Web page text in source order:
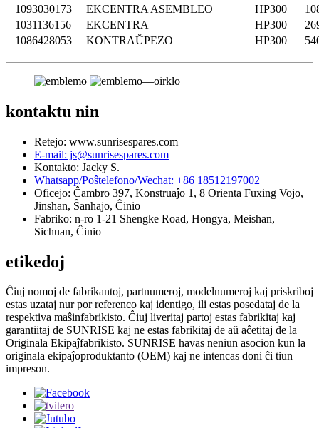
1093030173
EKCENTRA ASEMBLEO HP300
1031136156
EKCENTRA HP300
1086428053
KONTRAŬPEZO HP300
kontaktu nin
Retejo: www.sunrisespares.com
E-mail: js@sunrisespares.com
Kontakto: Jacky S.
Whatsapp/Poŝtelefono/Wechat: +86 18512197002
Oficejo: Ĉambro 397, Konstruaĵo 1, 8 Orienta Fuxing Vojo,
Jinshan, Ŝanhajo, Ĉinio
Fabriko: n-ro 1-21 Shengke Road, Hongya, Meishan,
Sichuan, Ĉinio
etikedoj
Ĉiuj nomoj de fabrikantoj, partnumeroj, modelnumeroj kaj priskriboj
estas uzataj nur por referenco kaj identigo, ili estas posedataj de la
respektiva maŝinfabrikisto. Ĉiuj liveritaj partoj estas fabrikitaj kaj
garantiitaj de SUNRISE kaj ne estas fabrikitaj de aŭ aĉetitaj de la
Originala Ekipaĵfabrikisto. SUNRISE havas neniun asocion kun la
originala ekipaĵoproduktanto (OEM) kaj ne intencas doni ĉi tiun
impreson.